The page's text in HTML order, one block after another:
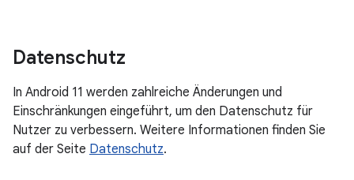
Datenschutz
In Android 11 werden zahlreiche Änderungen und
Einschränkungen eingeführt, um den Datenschutz für
Nutzer zu verbessern. Weitere Informationen finden Sie
auf der Seite Datenschutz.